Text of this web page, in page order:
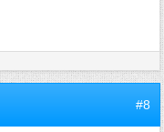
#8